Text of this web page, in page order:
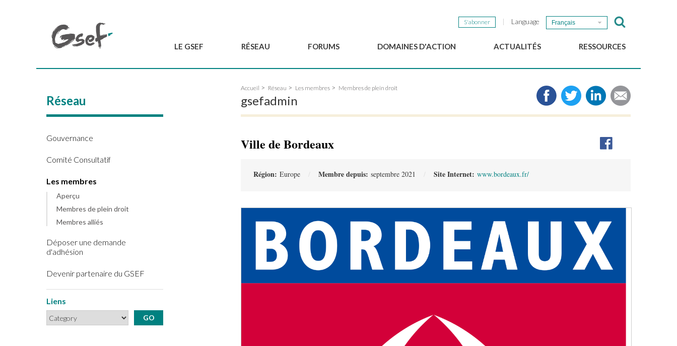
S'abonner Language Français
LE GSEF RÉSEAU
Comité Consultatif
Les membres
Devenir partenaire du
FORUMS
DakarGSEF2023
DOMAINES D'ACTION
Projets de GSEF
ACTUALITÉS
Newsletter du GSEF
RESSOURCES
Médias
Liens
Téléchargez notre plaquette
Réseau
Gouvernance
Comité Consultatif
Les membres
Aperçu
Membres de plein droit
Membres alliés
Déposer une demande
d'adhésion
Devenir partenaire du GSEF
Liens
Accueil Réseau Les membres Membres de plein droit
gsefadmin
Ville de Bordeaux
Région:Europe Membre depuis:septembre 2021 Site Internet:www.bordeaux.fr/